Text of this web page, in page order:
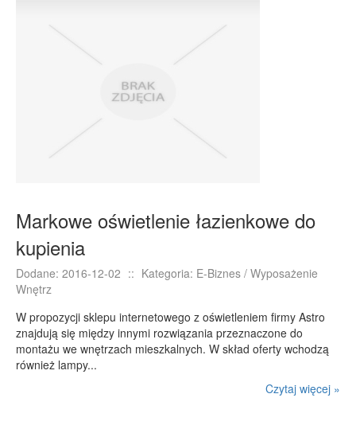
Markowe oświetlenie łazienkowe do
kupienia
Dodane: 2016-12-02 :: Kategoria: E-Biznes / Wyposażenie
Wnętrz
W propozycji sklepu internetowego z oświetleniem firmy Astro
znajdują się między innymi rozwiązania przeznaczone do
montażu we wnętrzach mieszkalnych. W skład oferty wchodzą
również lampy...
Czytaj więcej »